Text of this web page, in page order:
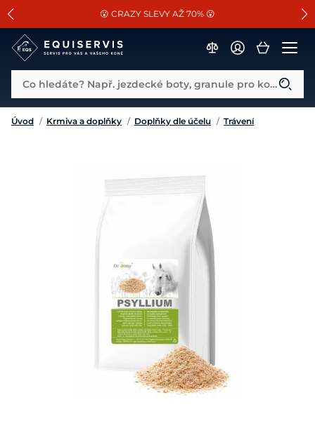
SLEVA 13% na vše od Cassini!
😮 CRAZY SLEVY AŽ 70% 😮
📐Pasování a doplňky k vybraným sedlům ZDARMA 🐴
Co hledáte? Např. jezdecké boty, granule pro koně...
Úvod / Krmiva a doplňky / Doplňky dle účelu / Trávení